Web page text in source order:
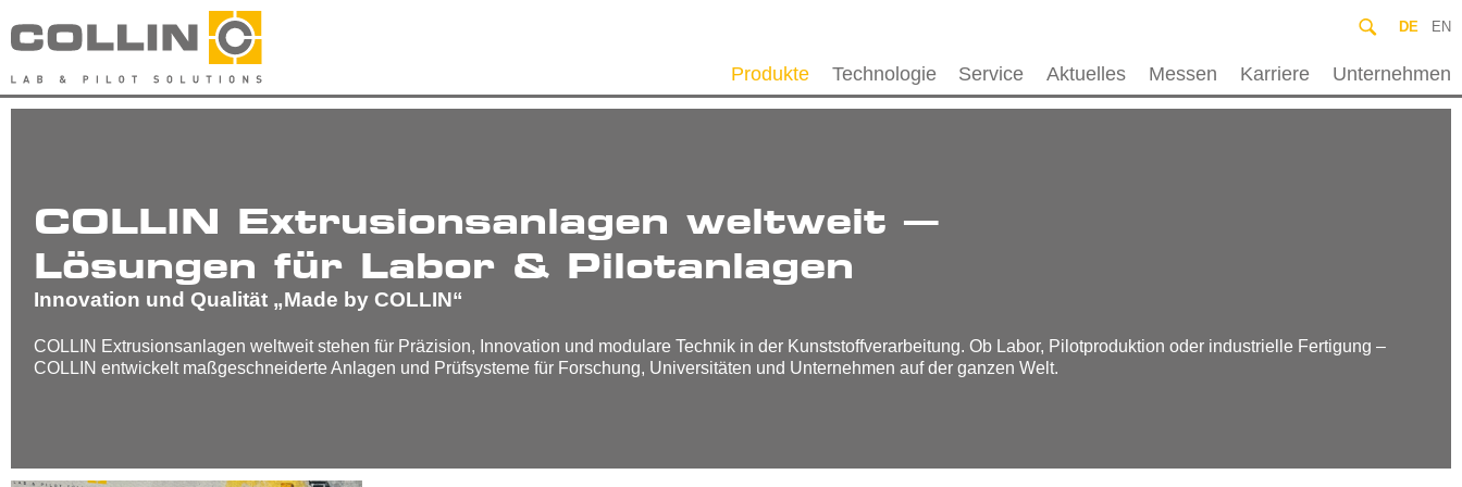
Produkte Technologie Service Aktuelles Messen Karriere Unternehmen
DE EN
COLLIN Extrusionsanlagen weltweit –
Lösungen für Labor & Pilotanlagen
Innovation und Qualität „Made by COLLIN“
COLLIN Extrusionsanlagen weltweit stehen für Präzision, Innovation und modulare Technik in der Kunststoffverarbeitung. Ob Labor, Pilotproduktion oder industrielle Fertigung –
COLLIN entwickelt maßgeschneiderte Anlagen und Prüfsysteme für Forschung, Universitäten und Unternehmen auf der ganzen Welt.